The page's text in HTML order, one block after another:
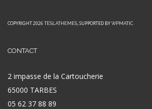
COPYRIGHT 2026 TESLATHEMES, SUPPORTED BY WPMATIC
CONTACT
2 impasse de la Cartoucherie
65000 TARBES
05 62 37 88 89